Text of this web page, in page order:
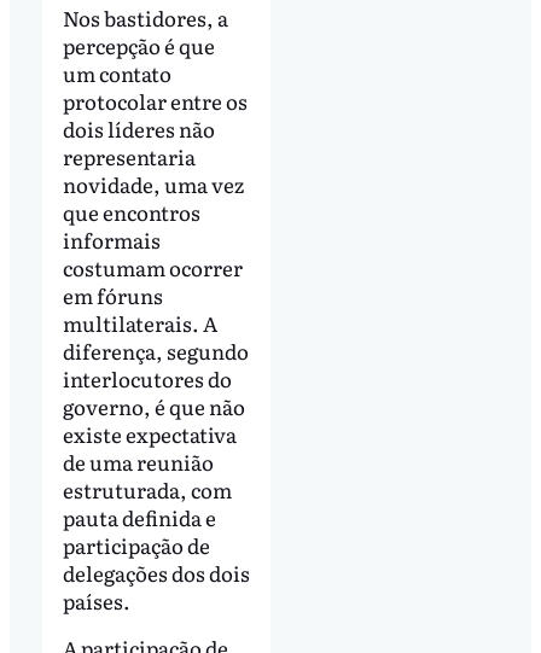
Nos bastidores, a
percepção é que
um contato
protocolar entre os
dois líderes não
representaria
novidade, uma vez
que encontros
informais
costumam ocorrer
em fóruns
multilaterais. A
diferença, segundo
interlocutores do
governo, é que não
existe expectativa
de uma reunião
estruturada, com
pauta definida e
participação de
delegações dos dois
países.